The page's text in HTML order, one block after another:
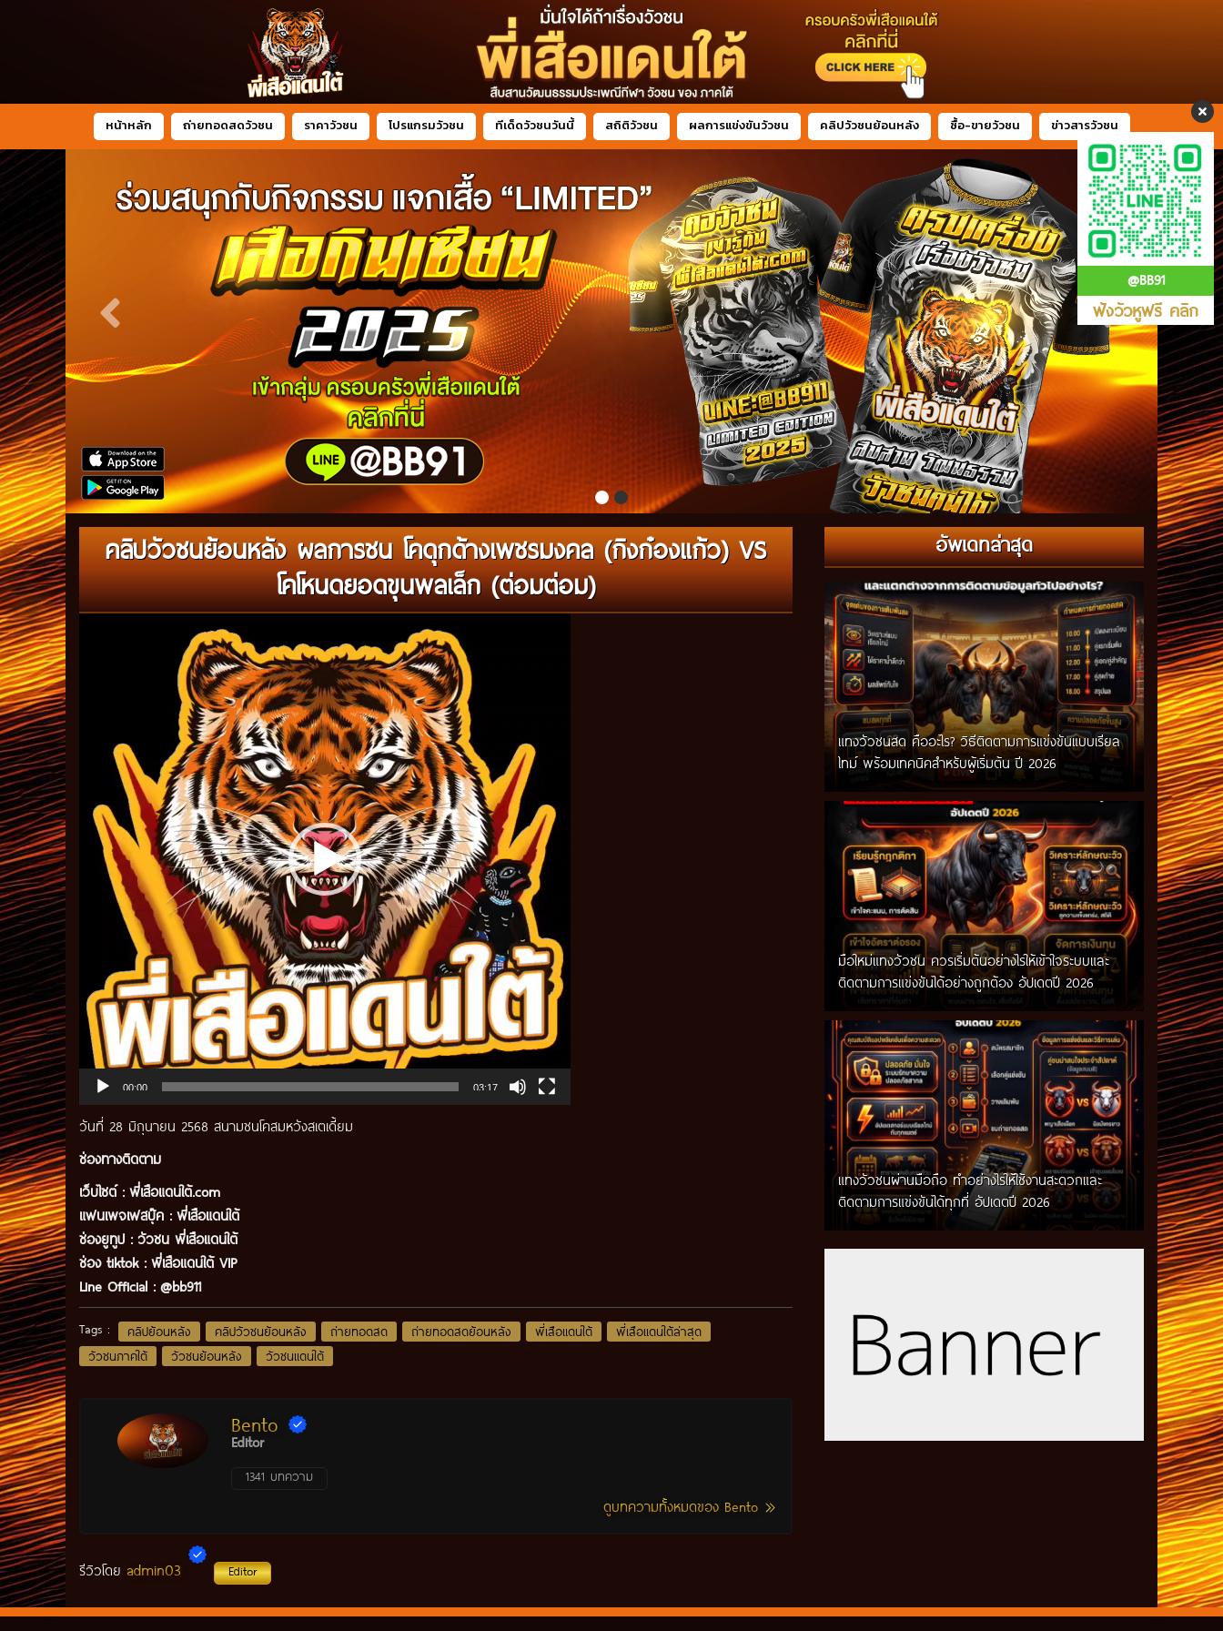
@BB91
ฟังวัวหูฟรี คลิก
หน้าหลัก ถ่ายทอดสดวัวชน ราคาวัวชน โปรแกรมวัวชน ทีเด็ดวัวชนวันนี้ สถิติวัวชน ผลการแข่งขันวัวชน คลิปวัวชนย้อนหลัง ซื้อ-ขายวัวชน ข่าวสารวัวชน
คลิปวัวชนย้อนหลัง ผลการชน โคดุกด้างเพชรมงคล (กิงก๋องแก้ว) VS
โคโหนดยอดขุนพลเล็ก (ต่อมต่อม)
00:00 03:17
วันที่ 28 มิถุนายน 2568 สนามชนโคสมหวังสเตเดี้ยม
ช่องทางติดตาม
เว็บไซต์ : พี่เสือแดนใต้.com
แฟนเพจเฟสบุ๊ค : พี่เสือแดนใต้
ช่องยูทูป : วัวชน พี่เสือแดนใต้
ช่อง tiktok : พี่เสือแดนใต้ VIP
Line Official : @bb911
Tags : คลิปย้อนหลัง คลิปวัวชนย้อนหลัง ถ่ายทอดสด ถ่ายทอดสดย้อนหลัง พี่เสือแดนใต้
พี่เสือแดนใต้ล่าสุด
วัวชนภาคใต้
วัวชนย้อนหลัง วัวชนแดนใต้
Bento
Editor
1341 บทความ
ดูบทความทั้งหมดของ Bento
รีวิวโดย admin03 Editor
อัพเดทล่าสุด
แทงวัวชนสด คืออะไร? วิธีติดตามการแข่งขันแบบเรียล
ไทม์ พร้อมเทคนิคสำหรับผู้เริ่มต้น ปี 2026
มือใหม่แทงวัวชน ควรเริ่มต้นอย่างไรให้เข้าใจระบบและ
ติดตามการแข่งขันได้อย่างถูกต้อง อัปเดตปี 2026
แทงวัวชนผ่านมือถือ ทำอย่างไรให้ใช้งานสะดวกและ
ติดตามการแข่งขันได้ทุกที่ อัปเดตปี 2026